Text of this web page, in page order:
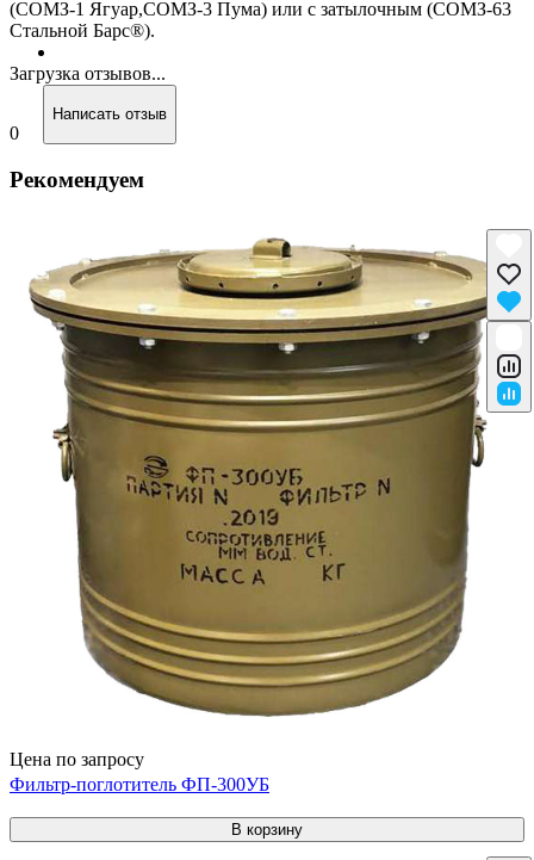
(СОМЗ-1 Ягуар,СОМЗ-3 Пума) или с затылочным (СОМЗ-63
Стальной Барс®).
Загрузка отзывов...
0
Написать отзыв
Рекомендуем
Цена по запросу
Фильтр-поглотитель ФП-300УБ
В корзину